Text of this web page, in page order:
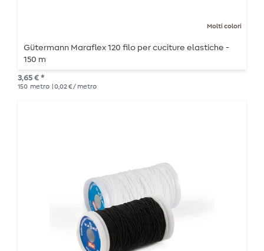
Molti colori
Gütermann Maraflex 120 filo per cuciture elastiche -
150 m
3,65 € *
150 metro | 0,02 € / metro